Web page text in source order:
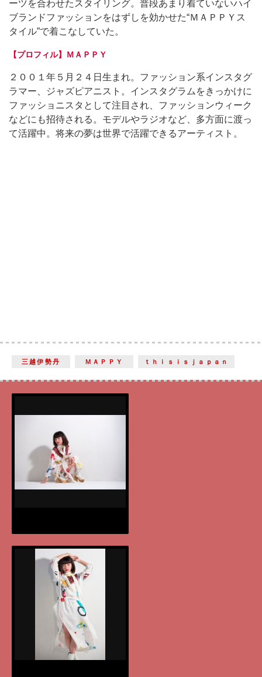
ーツを合わせたスタイリング。普段あまり着ていないハイ
ブランドファッションをはずしを効かせた“ＭＡＰＰＹス
タイル”で着こなしていた。
【プロフィル】ＭＡＰＰＹ
２００１年５月２４日生まれ。ファッション系インスタグ
ラマー、ジャズピアニスト。インスタグラムをきっかけに
ファッショニスタとして注目され、ファッションウィーク
などにも招待される。モデルやラジオなど、多方面に渡っ
て活躍中。将来の夢は世界で活躍できるアーティスト。
三越伊勢丹 ＭＡＰＰＹ ｔｈｉｓｉｓｊａｐａｎ